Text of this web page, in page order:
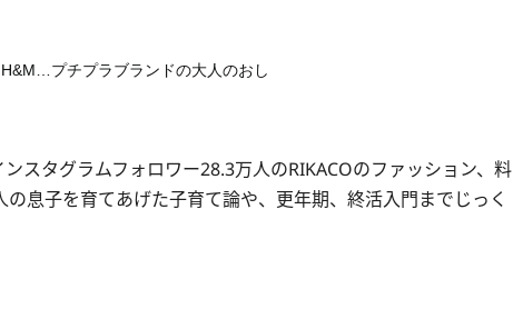
スタグラムフォロワー28.3万人のRIKACOのファッション、料
息子を育てあげた子育て論や、更年期、終活入門までじっく